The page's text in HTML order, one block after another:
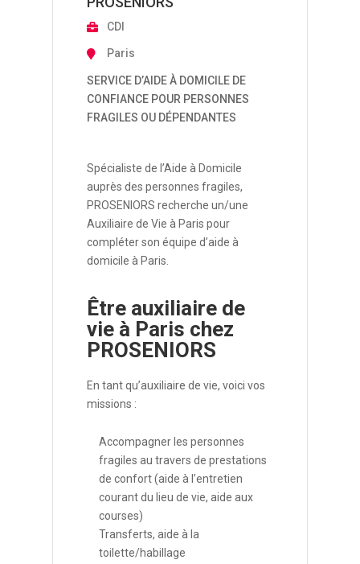
CDI
Paris
SERVICE D’AIDE À DOMICILE DE
CONFIANCE POUR PERSONNES
FRAGILES OU DÉPENDANTES
Spécialiste de l’Aide à Domicile
auprès des personnes fragiles,
PROSENIORS recherche un/une
Auxiliaire de Vie à Paris pour
compléter son équipe d’aide à
domicile à Paris.
Être auxiliaire de
vie à Paris chez
PROSENIORS
En tant qu’auxiliaire de vie, voici vos
missions :
Accompagner les personnes
fragiles au travers de prestations
de confort (aide à l’entretien
courant du lieu de vie, aide aux
courses)
Transferts, aide à la
toilette/habillage